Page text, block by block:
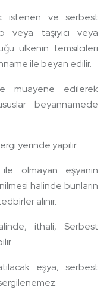
istenen ve serbest
veya taşıyıcı veya
ülkenin temsilcileri
ile beyan edilir.
muayene edilerek
beyannamede
yerinde yapılır.
olmayan eşyanın
halinde bunların
alınır.
ithali, Serbest
eşya, serbest